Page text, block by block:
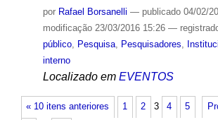
por Rafael Borsanelli — publicado04/02/
modificação23/03/2016 15:26 —
público, Pesquisa, Pesquisadores,
interno
Localizado em EVENTOS
« 10 itens anteriores 1 2 3 4 5